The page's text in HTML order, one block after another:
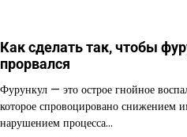
Как сделать так, чтобы
прорвался
Фурункул — это острое гнойное
которое спровоцировано снижением
нарушением процесса…